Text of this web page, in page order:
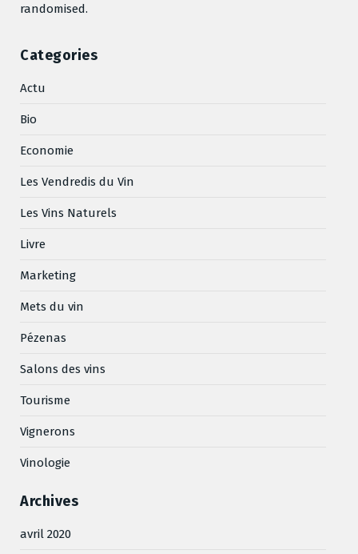
randomised.
Categories
Actu
Bio
Economie
Les Vendredis du Vin
Les Vins Naturels
Livre
Marketing
Mets du vin
Pézenas
Salons des vins
Tourisme
Vignerons
Vinologie
Archives
avril 2020